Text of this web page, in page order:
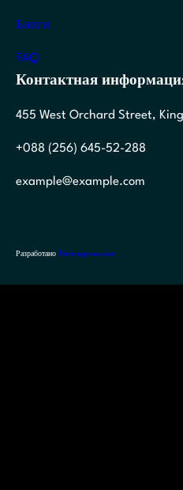
Блоги
FAQ
Контактная
455 West Orchard Street,
+088 (256) 645-52-288
example@example.com
Разработано Themegrove.com